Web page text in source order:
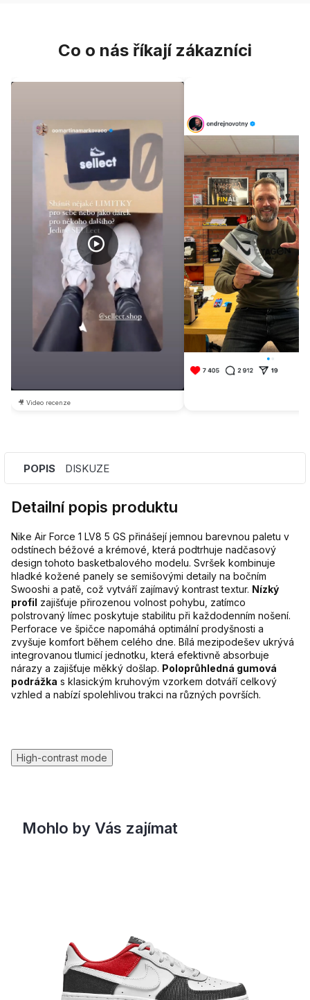
Co o nás říkají zákazníci
🎥 Video recenze
POPIS DISKUZE
Detailní popis produktu
Nike Air Force 1 LV8 5 GS přinášejí jemnou barevnou paletu v
odstínech béžové a krémové, která podtrhuje nadčasový
design tohoto basketbalového modelu. Svršek kombinuje
hladké kožené panely se semišovými detaily na bočním
Swooshi a patě, což vytváří zajímavý kontrast textur. Nízký
profil zajišťuje přirozenou volnost pohybu, zatímco
polstrovaný límec poskytuje stabilitu při každodenním nošení.
Perforace ve špičce napomáhá optimální prodyšnosti a
zvyšuje komfort během celého dne. Bílá mezipodešev ukrývá
integrovanou tlumicí jednotku, která efektivně absorbuje
nárazy a zajišťuje měkký došlap. Poloprůhledná gumová
podrážka s klasickým kruhovým vzorkem dotváří celkový
vzhled a nabízí spolehlivou trakci na různých površích.
High-contrast mode